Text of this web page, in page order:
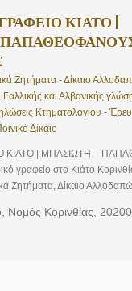
ΚΙΑΤΟ |
Ζητήματα - Δίκαιο
Γαλλικής και Αλβανικής
Κτηματολογίου -
Δίκαιο
ΚΙΑΤΟ | ΜΠΑΣΙΩΤΗ –
γραφείο στο Κιάτο
Ζητήματα, Δίκαιο
Κτηματολογίου,
Δίκαιο
Νομός Κορινθίας,